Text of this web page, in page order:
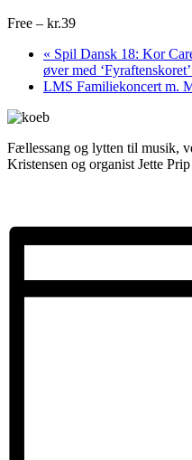
Free – kr.39
« Spil Dansk 18: Kor
øver med
LMS Familiekoncert m.
Fællessang og lytten til musik,
Kristensen og organist Jette Prip